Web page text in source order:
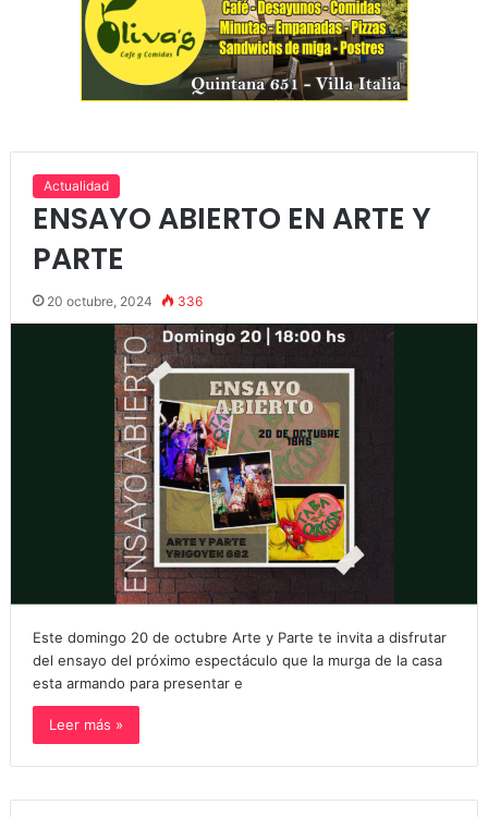
Actualidad
ENSAYO ABIERTO EN ARTE Y
PARTE
20 octubre, 2024 336
Este domingo 20 de octubre Arte y Parte te invita a disfrutar
del ensayo del próximo espectáculo que la murga de la casa
esta armando para presentar e
Leer más »